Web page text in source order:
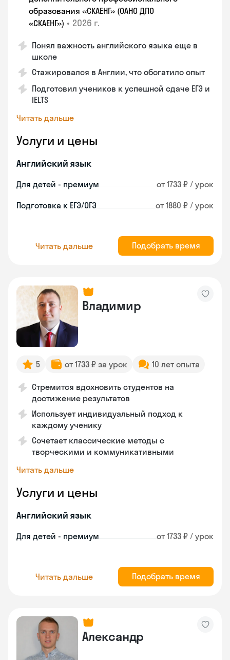
образования «СКАЕНГ» (ОАНО ДПО
«СКАЕНГ») • 2026 г.
Понял важность английского языка еще в
школе
Стажировался в Англии, что обогатило опыт
Подготовил учеников к успешной сдаче ЕГЭ и
IELTS
Читать дальше
Услуги и цены
Английский язык
Для детей - премиум от 1733 ₽ / урок
Подготовка к ЕГЭ/ОГЭ от 1880 ₽ / урок
Читать дальше Подобрать время
Владимир
5 от 1733 ₽ за урок 10 лет опыта
Стремится вдохновить студентов на
достижение результатов
Использует индивидуальный подход к
каждому ученику
Сочетает классические методы с
творческими и коммуникативными
Читать дальше
Услуги и цены
Английский язык
Для детей - премиум от 1733 ₽ / урок
Читать дальше Подобрать время
Александр